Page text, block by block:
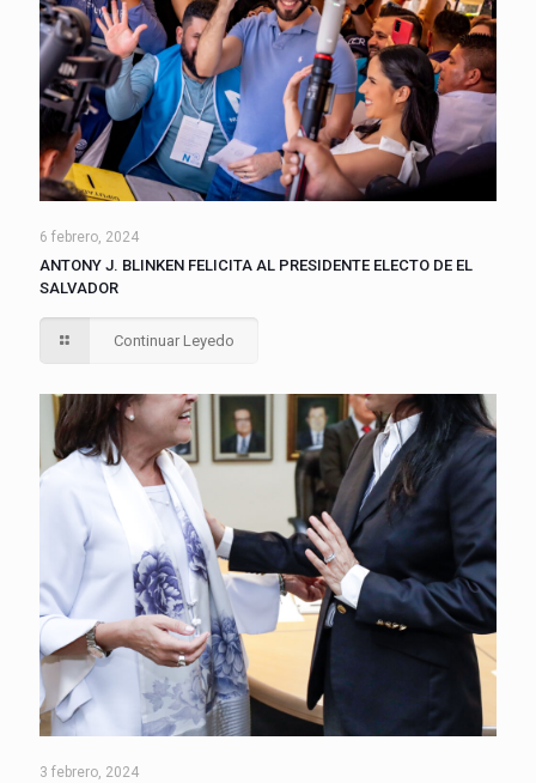
6 febrero, 2024
ANTONY J. BLINKEN FELICITA AL PRESIDENTE ELECTO DE EL
SALVADOR
Continuar Leyedo
3 febrero, 2024